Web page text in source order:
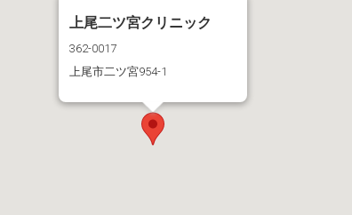
上尾二ツ宮クリニック
362-0017
上尾市二ツ宮954-1